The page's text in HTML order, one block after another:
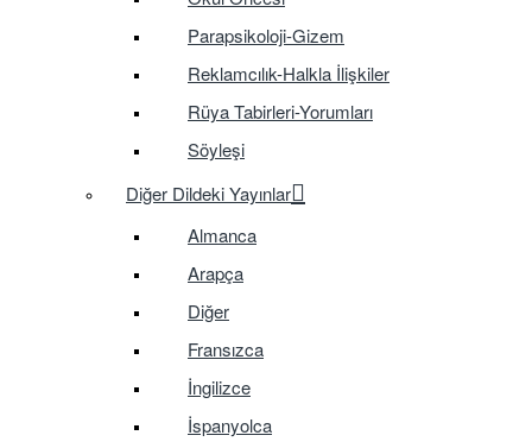
Parapsikoloji-Gizem
Reklamcılık-Halkla İlişkiler
Rüya Tabirleri-Yorumları
Söyleşi
Diğer Dildeki Yayınlar
Almanca
Arapça
Diğer
Fransızca
İngilizce
İspanyolca